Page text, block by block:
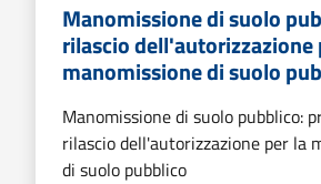
Manomissione di suolo
rilascio dell'autorizzazione
manomissione di suolo
Manomissione di suolo pubblico:
rilascio dell'autorizzazione per la
di suolo pubblico